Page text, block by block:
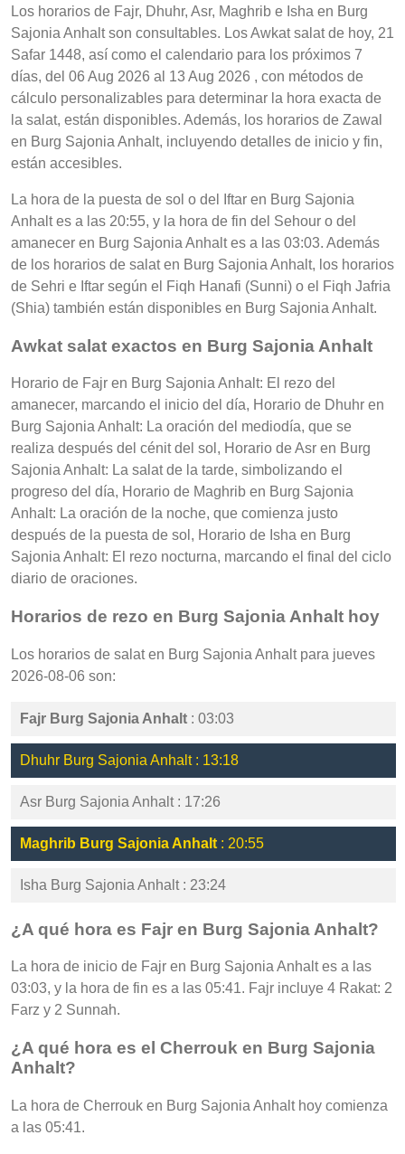
Los horarios de Fajr, Dhuhr, Asr, Maghrib e Isha en Burg
Sajonia Anhalt son consultables. Los Awkat salat de hoy, 21
Safar 1448, así como el calendario para los próximos 7
días, del 06 Aug 2026 al 13 Aug 2026 , con métodos de
cálculo personalizables para determinar la hora exacta de
la salat, están disponibles. Además, los horarios de Zawal
en Burg Sajonia Anhalt, incluyendo detalles de inicio y fin,
están accesibles.
La hora de la puesta de sol o del Iftar en Burg Sajonia
Anhalt es a las 20:55, y la hora de fin del Sehour o del
amanecer en Burg Sajonia Anhalt es a las 03:03. Además
de los horarios de salat en Burg Sajonia Anhalt, los horarios
de Sehri e Iftar según el Fiqh Hanafi (Sunni) o el Fiqh Jafria
(Shia) también están disponibles en Burg Sajonia Anhalt.
Awkat salat exactos en Burg Sajonia Anhalt
Horario de Fajr en Burg Sajonia Anhalt: El rezo del
amanecer, marcando el inicio del día, Horario de Dhuhr en
Burg Sajonia Anhalt: La oración del mediodía, que se
realiza después del cénit del sol, Horario de Asr en Burg
Sajonia Anhalt: La salat de la tarde, simbolizando el
progreso del día, Horario de Maghrib en Burg Sajonia
Anhalt: La oración de la noche, que comienza justo
después de la puesta de sol, Horario de Isha en Burg
Sajonia Anhalt: El rezo nocturna, marcando el final del ciclo
diario de oraciones.
Horarios de rezo en Burg Sajonia Anhalt hoy
Los horarios de salat en Burg Sajonia Anhalt para jueves
2026-08-06 son:
Fajr Burg Sajonia Anhalt : 03:03
Dhuhr Burg Sajonia Anhalt : 13:18
Asr Burg Sajonia Anhalt : 17:26
Maghrib Burg Sajonia Anhalt : 20:55
Isha Burg Sajonia Anhalt : 23:24
¿A qué hora es Fajr en Burg Sajonia Anhalt?
La hora de inicio de Fajr en Burg Sajonia Anhalt es a las
03:03, y la hora de fin es a las 05:41. Fajr incluye 4 Rakat: 2
Farz y 2 Sunnah.
¿A qué hora es el Cherrouk en Burg Sajonia
Anhalt?
La hora de Cherrouk en Burg Sajonia Anhalt hoy comienza
a las 05:41.